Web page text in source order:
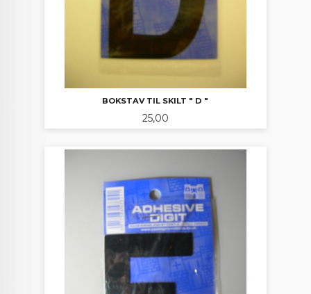
BOKSTAV TIL SKILT " D "
Pris
25,00